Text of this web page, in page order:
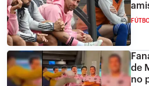
de
no